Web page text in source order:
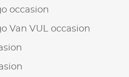
occasion
Van VUL occasion